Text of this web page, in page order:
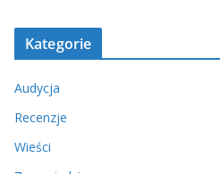
Kategorie
Audycja
Recenzje
Wieści